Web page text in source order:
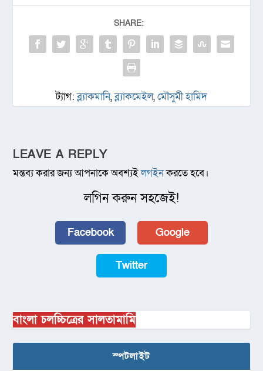
SHARE:
ট্যাগ:ব্ল্যাকমানি,ব্ল্যাকমেইল,মৌসুমী হামিদ
LEAVE A REPLY
মন্তব্য করার জন্য আপনাকে অবশ্যইলগইনকরতে হবে।
লগিন করুন সহজেই!
Facebook Google
Twitter
বাংলা চলচ্চিত্রের সালতামামি
স্পটলাইট